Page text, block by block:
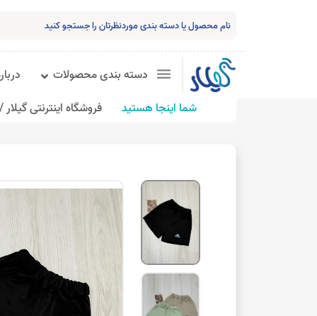
دسته بندی محصولات
شما اینجا هستید
فروشگاه اینترنتی گیلار /